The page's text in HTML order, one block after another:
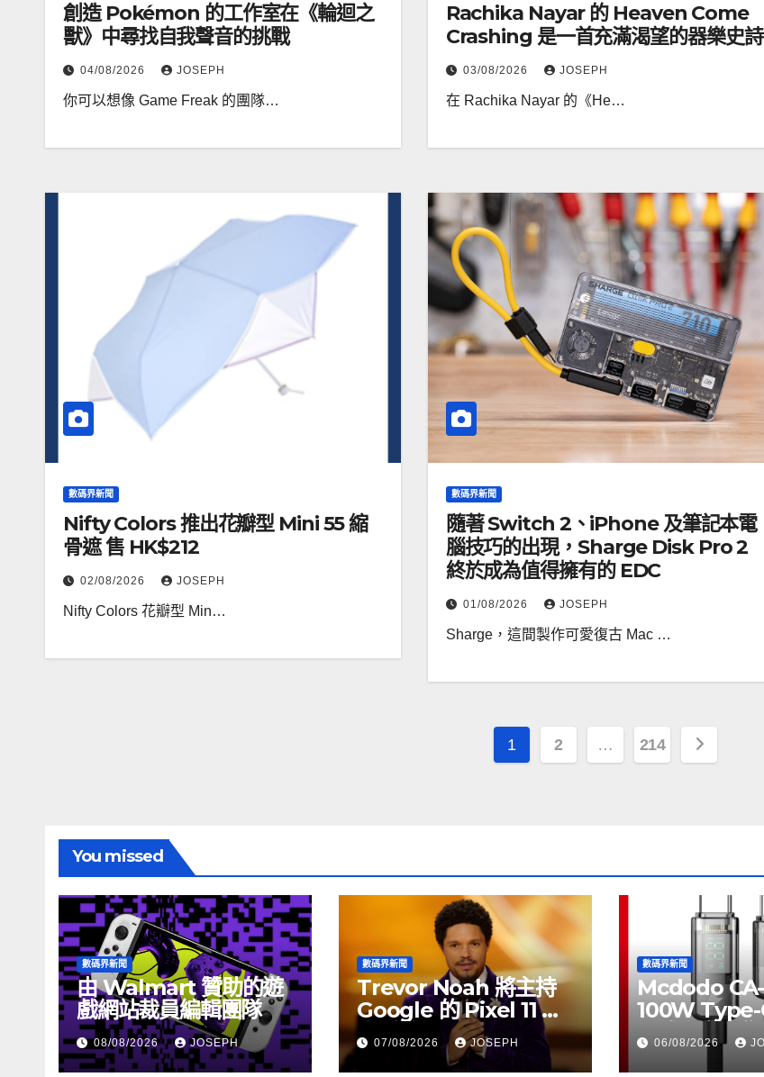
創造 Pokémon 的工作室在《輪迴之
獸》中尋找自我聲音的挑戰
04/08/2026 JOSEPH
你可以想像 Game Freak 的團隊…
Rachika Nayar 的 Heaven Come
Crashing 是一首充滿渴望的器樂史詩
03/08/2026 JOSEPH
在 Rachika Nayar 的《He…
數碼界新聞
Nifty Colors 推出花瓣型 Mini 55 縮
骨遮 售 HK$212
02/08/2026 JOSEPH
Nifty Colors 花瓣型 Min…
數碼界新聞
隨著 Switch 2、iPhone 及筆記本電
腦技巧的出現，Sharge Disk Pro 2
終於成為值得擁有的 EDC
01/08/2026 JOSEPH
Sharge，這間製作可愛復古 Mac …
文
1 2 … 214
You missed
數碼界新聞
由 Walmart 贊助的遊
戲網站裁員編輯團隊
08/08/2026 JOSEPH
數碼界新聞
Trevor Noah 將主持
Google 的 Pixel 11 推
介活動
07/08/2026 JOSEPH
數碼界新聞
Mcdodo
100W Type-
正式上市，
HK$115
06/08/2026